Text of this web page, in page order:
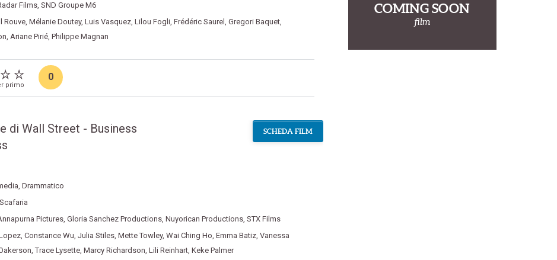
Films, SND Groupe M6
Rouve, Mélanie Doutey, Luis Vasquez, Lilou Fogli, Frédéric Saurel , Gregori Baquet,
, Ariane Pirié, Philippe Magnan
primo
0
di Wall Street - Business
, Drammatico
Pictures, Gloria Sanchez Productions, Nuyorican Productions, STX Films
, Constance Wu, Julia Stiles, Mette Towley, Wai Ching Ho, Emma Batiz, Vanessa
,Trace Lysette, Marcy Richardson, Lili Reinhart, Keke Palmer
SCHEDA FILM
COMING SOON
film